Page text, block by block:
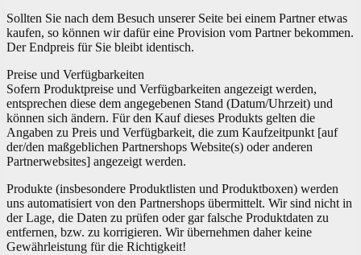
Sollten Sie nach dem Besuch unserer Seite bei einem Partner etwas
kaufen, so können wir dafür eine Provision vom Partner bekommen.
Der Endpreis für Sie bleibt identisch.
Preise und Verfügbarkeiten
Sofern Produktpreise und Verfügbarkeiten angezeigt werden,
entsprechen diese dem angegebenen Stand (Datum/Uhrzeit) und
können sich ändern. Für den Kauf dieses Produkts gelten die
Angaben zu Preis und Verfügbarkeit, die zum Kaufzeitpunkt [auf
der/den maßgeblichen Partnershops Website(s) oder anderen
Partnerwebsites] angezeigt werden.
Produkte (insbesondere Produktlisten und Produktboxen) werden
uns automatisiert von den Partnershops übermittelt. Wir sind nicht in
der Lage, die Daten zu prüfen oder gar falsche Produktdaten zu
entfernen, bzw. zu korrigieren. Wir übernehmen daher keine
Gewährleistung für die Richtigkeit!